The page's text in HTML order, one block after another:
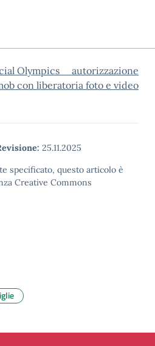
Olympics
autorizzazione
con liberatoria foto e video
25.11.2025
specificato, questo articolo è
Creative Commons